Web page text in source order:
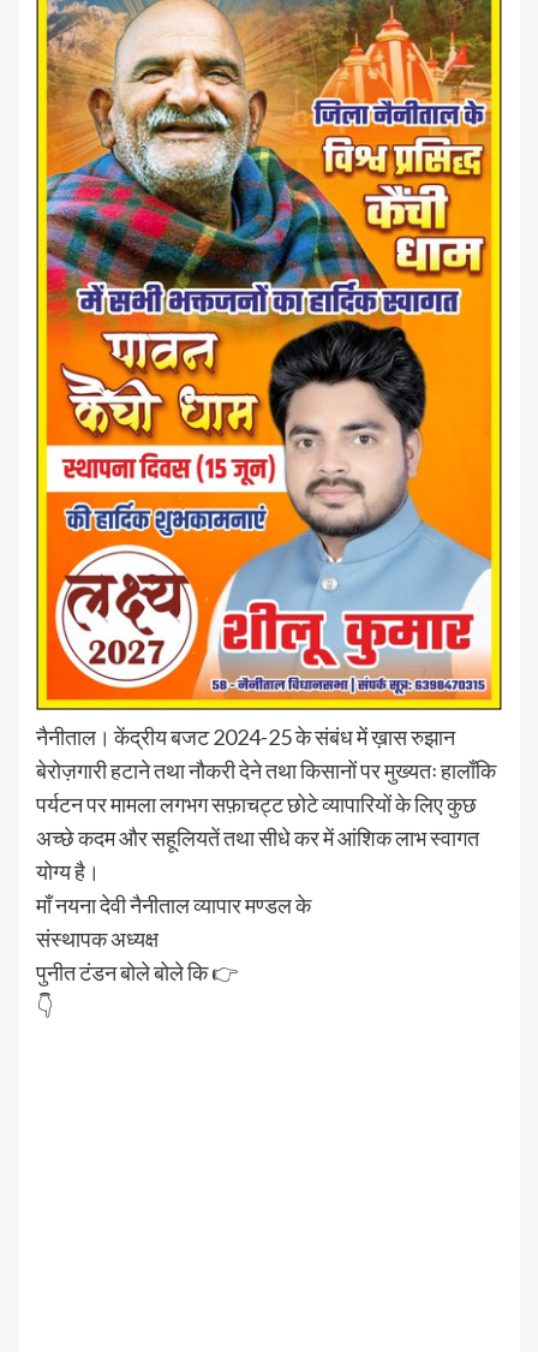
नैनीताल। केंद्रीय बजट 2024-25 के संबंध में ख़ास रुझान
बेरोज़गारी हटाने तथा नौकरी देने तथा किसानों पर मुख्यतः हालाँकि
पर्यटन पर मामला लगभग सफ़ाचट्ट छोटे व्यापारियों के लिए कुछ
अच्छे कदम और सहूलियतें तथा सीधे कर में आंशिक लाभ स्वागत
योग्य है।
माँ नयना देवी नैनीताल व्यापार मण्डल के
संस्थापक अध्यक्ष
पुनीत टंडन बोले बोले कि 👉
👇